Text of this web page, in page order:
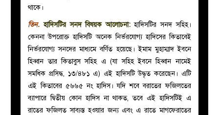
থাকে।
তিন. হাদিসটির সনদ বিষয়ক আলোচনা: হাদিসটির সনদ সহিহ।
কেননা উপরোক্ত হাদিসটি অনেক নির্ভরযোগ্য হাদিসের কিতাবেই
নির্ভরযোগ্য সনদের মাধ্যমে বর্ণিত হয়েছে। ইমাম মুহাম্মাদ ইবনে
হিব্বান তার কিতাবুস সহিহ এ (যা সহিহ ইবনে হিব্বান নামেই
সমধিক প্রসিদ্ধ, ১৩/৪৮১ এ) এই হাদিসটি উদ্ধৃত করেছেন। এটি
এই কিতাবের ৫৬৬৫ নং হাদিস। যদি শবে বরাতের ফজিলতের
ব্যাপারে দ্বিতীয় কোন হাদিস না থাকত, তবে এই হাদিসটিই এ
রাতের ফজিলত সাব্যস্ত হওয়ার জন্য এবং এ রাতে মাগফেরাতের